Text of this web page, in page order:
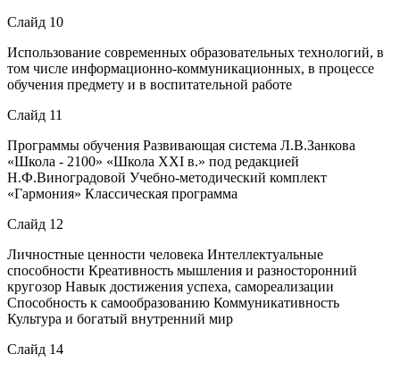
Слайд 10
Использование современных образовательных технологий, в
том числе информационно-коммуникационных, в процессе
обучения предмету и в воспитательной работе
Слайд 11
Программы обучения Развивающая система Л.В.Занкова
«Школа - 2100» «Школа XXI в.» под редакцией
Н.Ф.Виноградовой Учебно-методический комплект
«Гармония» Классическая программа
Слайд 12
Личностные ценности человека Интеллектуальные
способности Креативность мышления и разносторонний
кругозор Навык достижения успеха, самореализации
Способность к самообразованию Коммуникативность
Культура и богатый внутренний мир
Слайд 14